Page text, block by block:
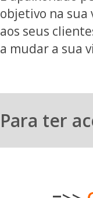
objetivo na sua
aos seus
a mudar a sua
Para ter